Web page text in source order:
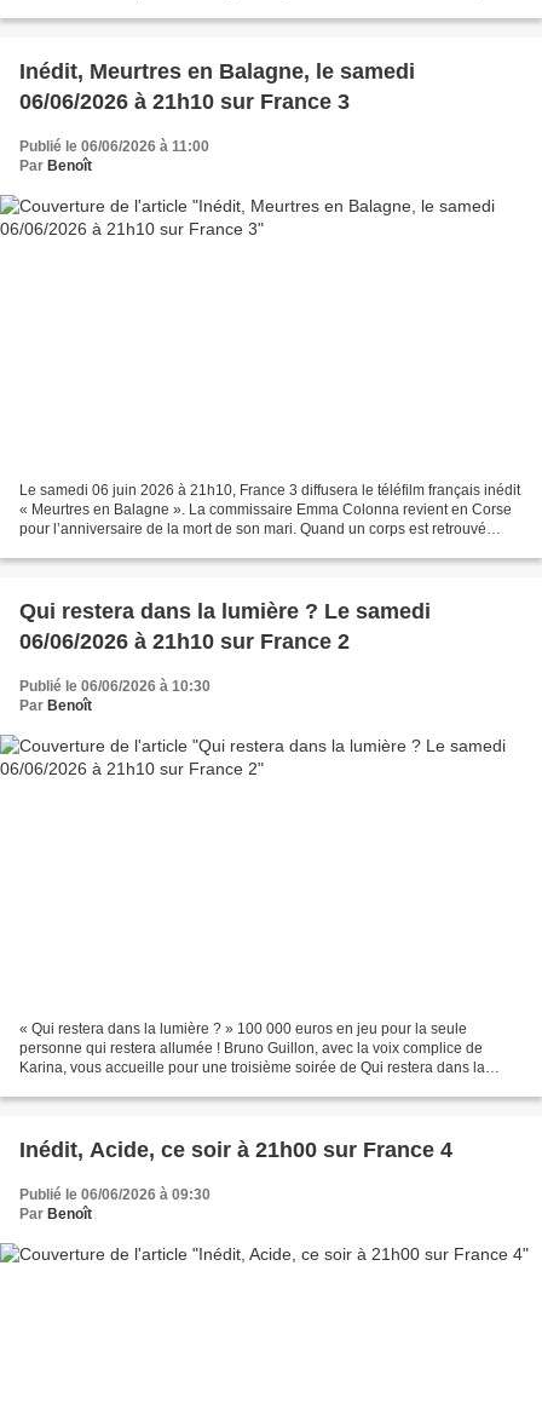
Inédit, Meurtres en Balagne, le samedi
06/06/2026 à 21h10 sur France 3
Publié le 06/06/2026 à 11:00
Par Benoît
Le samedi 06 juin 2026 à 21h10, France 3 diffusera le téléfilm français inédit
« Meurtres en Balagne ». La commissaire Emma Colonna revient en Corse
pour l’anniversaire de la mort de son mari. Quand un corps est retrouvé
Qui restera dans la lumière ? Le samedi
06/06/2026 à 21h10 sur France 2
Publié le 06/06/2026 à 10:30
Par Benoît
« Qui restera dans la lumière ? » 100 000 euros en jeu pour la seule
personne qui restera allumée ! Bruno Guillon, avec la voix complice de
Karina, vous accueille pour une troisième soirée de Qui restera dans la
Inédit, Acide, ce soir à 21h00 sur France 4
Publié le 06/06/2026 à 09:30
Par Benoît